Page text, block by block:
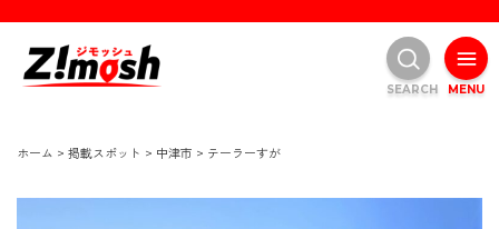
ホーム > 掲載スポット > 中津市 > テーラーすが
MENU
SEARCH